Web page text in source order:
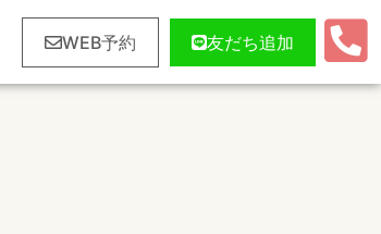
WEB予約 友だち追加